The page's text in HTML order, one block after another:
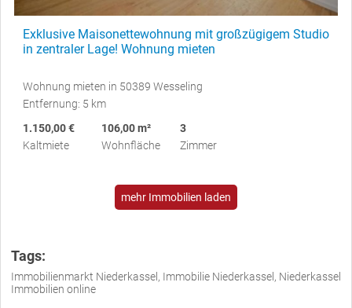
Exklusive Maisonettewohnung mit großzügigem Studio
in zentraler Lage! Wohnung mieten
Wohnung mieten in 50389 Wesseling
Entfernung: 5 km
1.150,00 €
Kaltmiete
106,00 m²
Wohnfläche
3
Zimmer
mehr Immobilien laden
Tags:
Immobilienmarkt Niederkassel, Immobilie Niederkassel, Niederkassel
Immobilien online